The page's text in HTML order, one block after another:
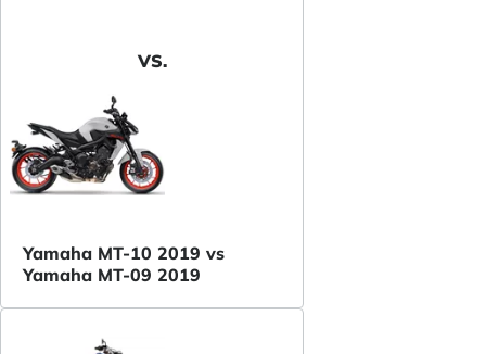
VS.
Yamaha MT-10 2019 vs
Yamaha MT-09 2019